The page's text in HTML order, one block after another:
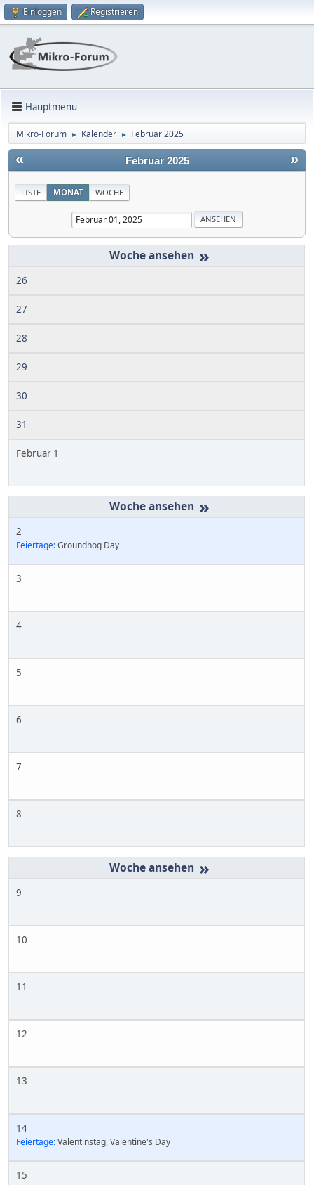
Einloggen Registrieren
Hauptmenü
Mikro-Forum ► Kalender ► Februar 2025
« »
Februar 2025
LISTE MONAT WOCHE
»
26
27
28
29
30
31
Februar 1
»
2
Feiertage:Groundhog Day
3
4
5
6
7
8
»
9
10
11
12
13
14
Feiertage:Valentinstag, Valentine's Day
15